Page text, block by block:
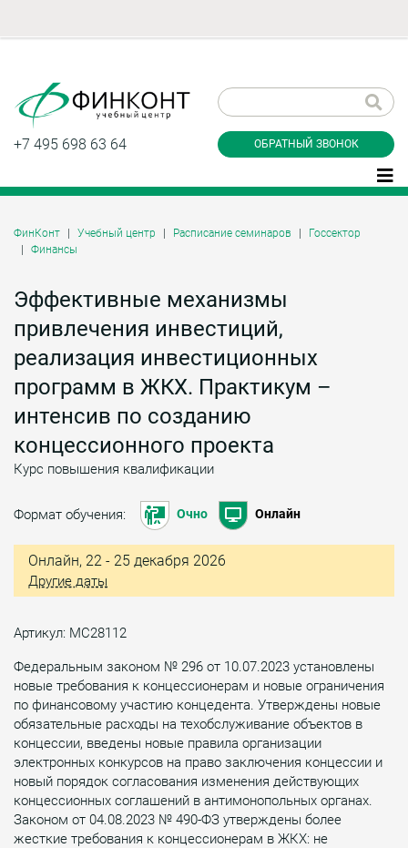
+7 495 698 63 64 ОБРАТНЫЙ ЗВОНОК
ФинКонт Учебный центр Расписание семинаров
Госсектор
Финансы
Эффективные механизмы
привлечения инвестиций,
реализация инвестиционных
программ в ЖКХ. Практикум –
интенсив по созданию
концессионного проекта
Курс повышения квалификации
Формат обучения: Очно Онлайн
Онлайн, 22 - 25 декабря 2026
Другие даты
Артикул: МС28112
Федеральным законом № 296 от 10.07.2023 установлены
новые требования к концессионерам и новые ограничения
по финансовому участию концедента. Утверждены новые
обязательные расходы на техобслуживание объектов в
концессии, введены новые правила организации
электронных конкурсов на право заключения концессии и
новый порядок согласования изменения действующих
концессионных соглашений в антимонопольных органах.
Законом от 04.08.2023 № 490-ФЗ утверждены более
жесткие требования к концессионерам в ЖКХ: не
звонок
Заказать